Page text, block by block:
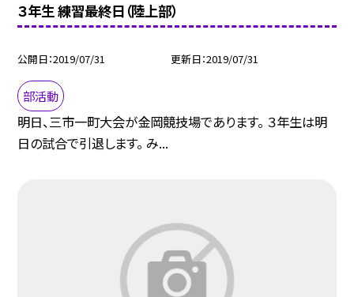
３年生 練習最終日（陸上部）
公開日 2019/07/31 更新日 2019/07/31
部活動
明日、三市一町大会が金岡競技場であります。 ３年生は明
日の試合で引退します。 み...